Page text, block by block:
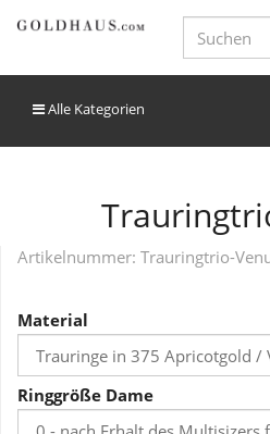
Alle Kategorien
Artikelnummer: Trauringtrio-
Material
Ringgröße Dame